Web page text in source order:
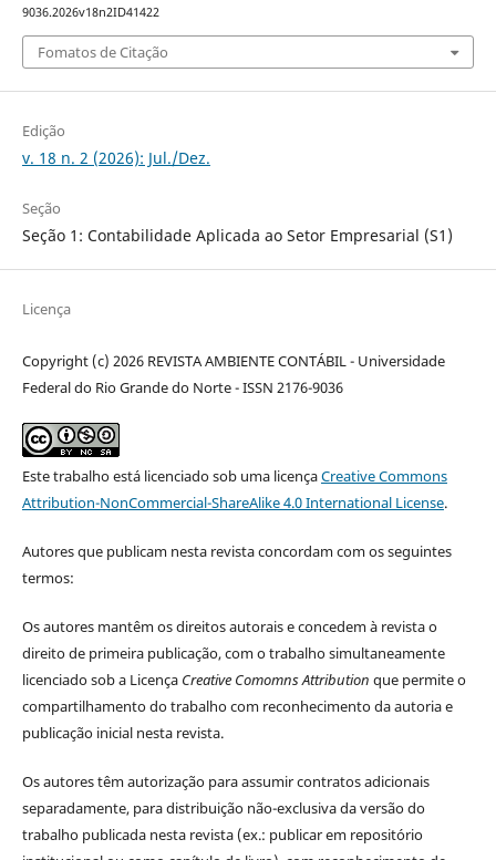
9036.2026v18n2ID41422
Fomatos de Citação
Edição
v. 18 n. 2 (2026): Jul./Dez.
Seção
Seção 1: Contabilidade Aplicada ao Setor Empresarial (S1)
Licença
Copyright (c) 2026 REVISTA AMBIENTE CONTÁBIL - Universidade
Federal do Rio Grande do Norte - ISSN 2176-9036
Este trabalho está licenciado sob uma licençaCreative Commons
Attribution-NonCommercial-ShareAlike 4.0 International License.
Autores que publicam nesta revista concordam com os seguintes
termos:
Os autores mantêm os direitos autorais e concedem à revista o
direito de primeira publicação, com o trabalho simultaneamente
licenciado sob a Licença Creative Comomns Attribution que permite o
compartilhamento do trabalho com reconhecimento da autoria e
publicação inicial nesta revista.
Os autores têm autorização para assumir contratos adicionais
separadamente, para distribuição não-exclusiva da versão do
trabalho publicada nesta revista (ex.: publicar em repositório